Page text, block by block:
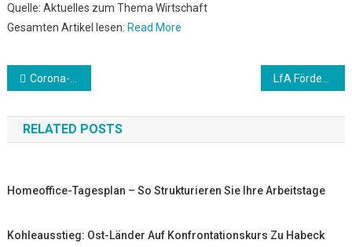
Quelle: Aktuelles zum Thema Wirtschaft
Gesamten Artikel lesen: Read More
Beitrags-
Navigation
Corona-Krise bremst Frühjahrsbelebung am Arbeitsmarkt
RELATED POSTS
Homeoffice-Tagesplan – So Strukturieren Sie Ihre Arbeitstage
Kohleausstieg: Ost-Länder Auf Konfrontationskurs Zu Habeck